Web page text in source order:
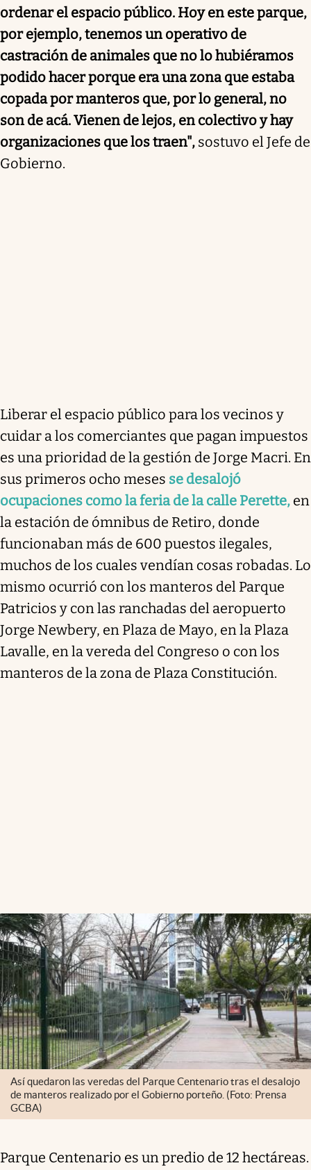
ordenar el espacio público. Hoy en este parque,
por ejemplo, tenemos un operativo de
castración de animales que no lo hubiéramos
podido hacer porque era una zona que estaba
copada por manteros que, por lo general, no
son de acá. Vienen de lejos, en colectivo y hay
organizaciones que los traen", sostuvo el Jefe de
Gobierno.
Liberar el espacio público para los vecinos y
cuidar a los comerciantes que pagan impuestos
es una prioridad de la gestión de Jorge Macri. En
sus primeros ocho meses se desalojó
ocupaciones como la feria de la calle Perette, en
la estación de ómnibus de Retiro, donde
funcionaban más de 600 puestos ilegales,
muchos de los cuales vendían cosas robadas. Lo
mismo ocurrió con los manteros del Parque
Patricios y con las ranchadas del aeropuerto
Jorge Newbery, en Plaza de Mayo, en la Plaza
Lavalle, en la vereda del Congreso o con los
manteros de la zona de Plaza Constitución.
Así quedaron las veredas del Parque Centenario tras el desalojo
de manteros realizado por el Gobierno porteño. (Foto: Prensa
GCBA)
Parque Centenario es un predio de 12 hectáreas.